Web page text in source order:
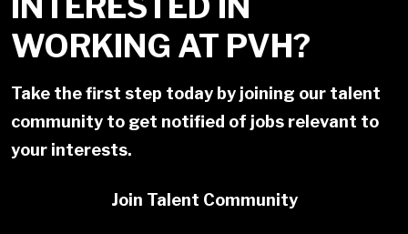
WORKING AT PVH?
Take the first step today by joining our talent
community to get notified of jobs relevant to
your interests.
Join Talent Community